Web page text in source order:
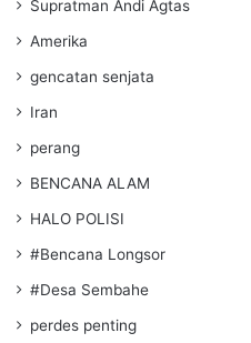
Supratman Andi Agtas
Amerika
gencatan senjata
Iran
perang
BENCANA ALAM
HALO POLISI
#Bencana Longsor
#Desa Sembahe
perdes penting